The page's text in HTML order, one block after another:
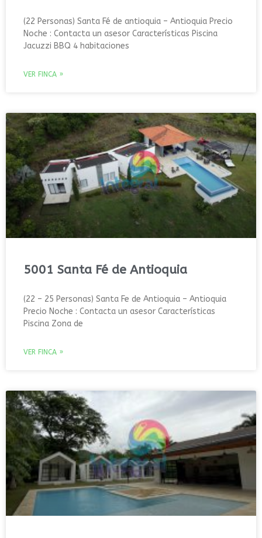
(22 Personas) Santa Fé de antioquia – Antioquia Precio
Noche : Contacta un asesor Características Piscina
Jacuzzi BBQ 4 habitaciones
VER FINCA »
5001 Santa Fé de Antioquia
(22 – 25 Personas) Santa Fe de Antioquia – Antioquia
Precio Noche : Contacta un asesor Características
Piscina Zona de
VER FINCA »